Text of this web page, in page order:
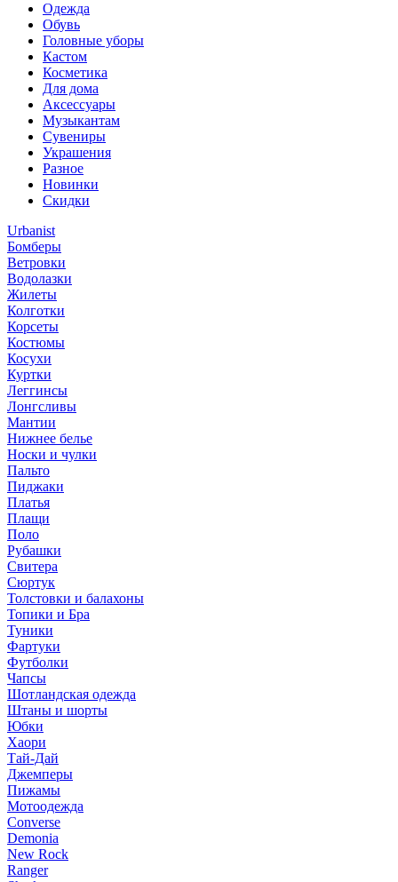
Одежда
Обувь
Головные уборы
Кастом
Косметика
Для дома
Аксессуары
Музыкантам
Сувениры
Украшения
Разное
Новинки
Скидки
Urbanist
Бомберы
Ветровки
Водолазки
Жилеты
Колготки
Корсеты
Костюмы
Косухи
Куртки
Леггинсы
Лонгсливы
Мантии
Нижнее белье
Носки и чулки
Пальто
Пиджаки
Платья
Плащи
Поло
Рубашки
Свитера
Сюртук
Толстовки и балахоны
Топики и Бра
Туники
Фартуки
Футболки
Чапсы
Шотландская одежда
Штаны и шорты
Юбки
Хаори
Тай-Дай
Джемперы
Пижамы
Мотоодежда
Converse
Demonia
New Rock
Ranger